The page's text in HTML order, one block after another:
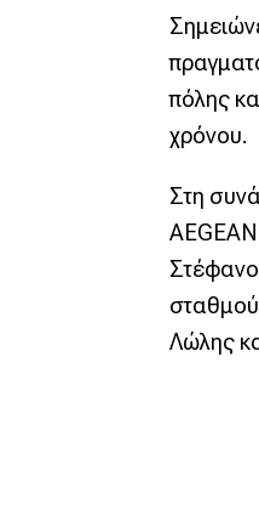
πόλης
χρόνου.
Στη
Λώλης